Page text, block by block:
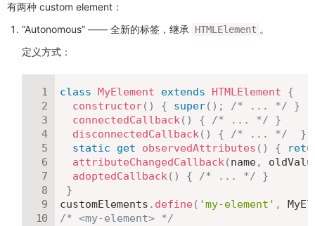
有两种 custom element：
“Autonomous” —— 全新的标签，继承
HTMLElement 。
定义方式：
class MyElement extends HTMLElement
{
constructor( ) { super( ) ; /* ... */
}
connectedCallback( ) { /* ... */
}
disconnectedCallback( ) { /* ... */
}
static
get observedAttributes ( ) {
attributeChangedCallback(name,
adoptedCallback( ) { /* ... */
}
}
customElements . define ( 'my-element' ,
/* <my-element> */